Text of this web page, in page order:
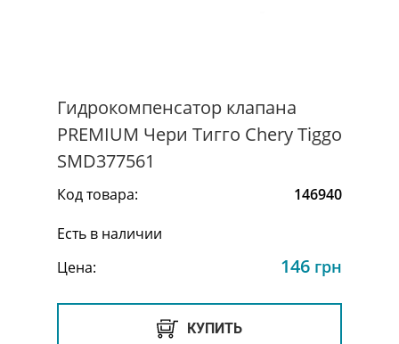
Гидрокомпенсатор клапана
PREMIUM Чери Тигго Chery Tiggo
SMD377561
Код товара:
146940
Есть в наличии
Цена:
146 грн
КУПИТЬ